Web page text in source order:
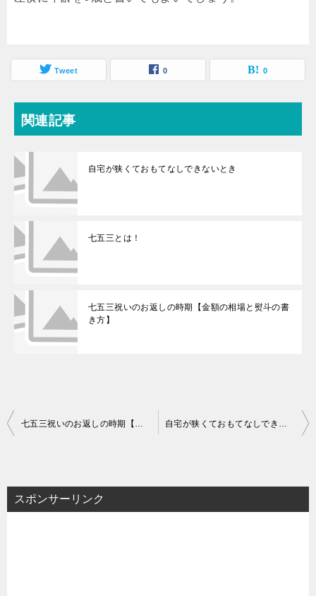
Tweet 0 0
関連記事
自宅が狭くておもてなしできないとき
七五三とは！
七五三祝いのお返しの時期【金額の相場と熨斗の書
き方】
投
ビ
ゲ
七五三祝いのお返しの時期【金額の相場と熨斗の書き方】 自宅が狭くておもてなしできないとき
スポンサーリンク